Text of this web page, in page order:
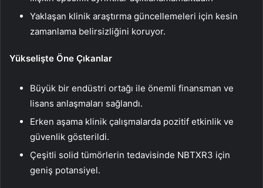
Yaklaşan klinik araştırma güncellemeleri için kesin
zamanlama belirsizliğini koruyor.
Yükselişte Öne Çıkanlar
Büyük bir endüstri ortağı ile önemli finansman ve
lisans anlaşmaları sağlandı.
Erken aşama klinik çalışmalarda pozitif etkinlik ve
güvenlik gösterildi.
Çeşitli solid tümörlerin tedavisinde NBTXR3 için
geniş potansiyel.